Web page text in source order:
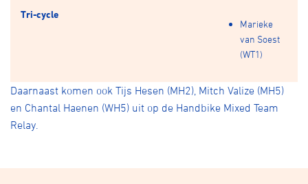
Tri-cycle
Marieke
van Soest
(WT1)
Daarnaast komen ook Tijs Hesen (MH2), Mitch Valize (MH5)
en Chantal Haenen (WH5) uit op de Handbike Mixed Team
Relay.